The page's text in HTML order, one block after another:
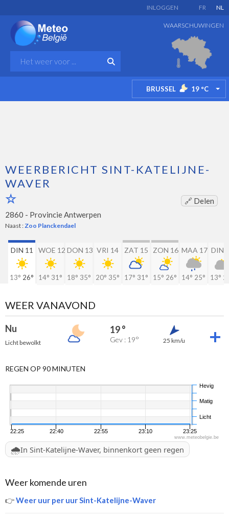
FR NL
INLOGGEN
WAARSCHUWINGEN
BRUSSEL 19 °C
WEERBERICHT SINT-KATELIJNE-
WAVER
🔗 Delen
2860 - Provincie Antwerpen
Naast :Zoo Planckendael
DIN 11
13° 26°
WOE 12
14° 31°
DON 13
18° 35°
VRI 14
20° 35°
ZAT 15
17° 31°
ZON 16
15° 26°
MAA 17
14° 25°
DIN
13°
WEER VANAVOND
Nu
Licht bewolkt
19 °
Gev : 19° 25 km/u
REGEN OP 90 MINUTEN
22:25 22:40 22:55 23:10 23:25
Licht
Matig
Hevig
www.meteobelgie.be
🌧️In Sint-Katelijne-Waver, binnenkort geen regen
Weer komende uren
👉Weer uur per uur Sint-Katelijne-Waver